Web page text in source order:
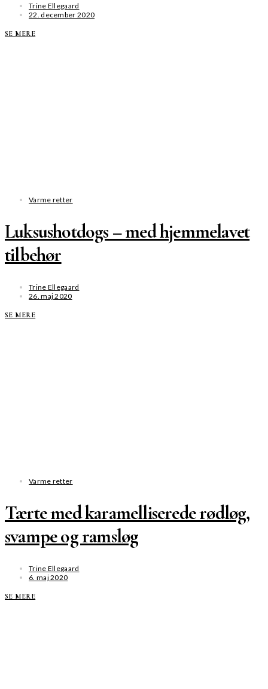
Trine Ellegaard
22. december 2020
SE MERE
Varme retter
Luksushotdogs – med hjemmelavet
tilbehør
Trine Ellegaard
26. maj 2020
SE MERE
Varme retter
Tærte med karamelliserede rødløg,
svampe og ramsløg
Trine Ellegaard
6. maj 2020
SE MERE